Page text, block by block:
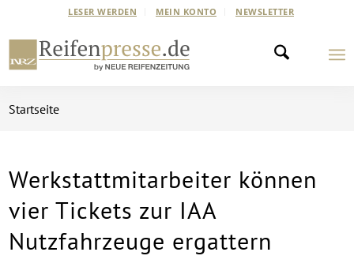
LESER WERDEN MEIN KONTO NEWSLETTER
Startseite
Werkstattmitarbeiter können
vier Tickets zur IAA
Nutzfahrzeuge ergattern